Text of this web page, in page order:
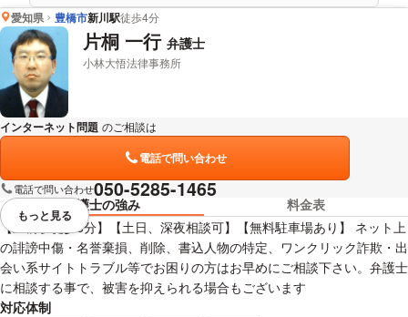
愛知県 豊橋市新川駅徒歩4分
片桐 一行 弁護士
小林大悟法律事務所
インターネット問題 のご相談は
電話で問い合わせ
電話で問い合わせ050-5285-1465
弁護士の強み
料金表
【豊橋駅徒歩8分】【土日、深夜相談可】【無料駐車場あり】 ネット上
の誹謗中傷・名誉棄損、削除、書込人物の特定、ワンクリック詐欺・出
会い系サイトトラブル等でお困りの方はお早めにご相談下さい。弁護士
に相談する事で、被害を抑えられる場合もございます
対応体制
視覚的に省略されている要素を
もっと見る